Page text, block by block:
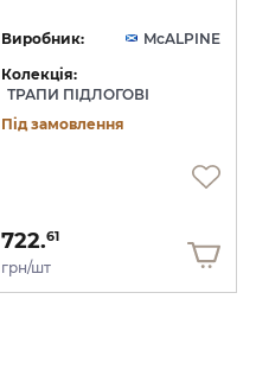
Виробник:
McALPINE
Колекція:
ТРАПИ ПІДЛОГОВІ
Під замовлення
722.61
грн/шт